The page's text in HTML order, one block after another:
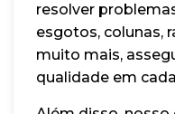
resolver
esgotos, colunas,
muito mais,
qualidade em